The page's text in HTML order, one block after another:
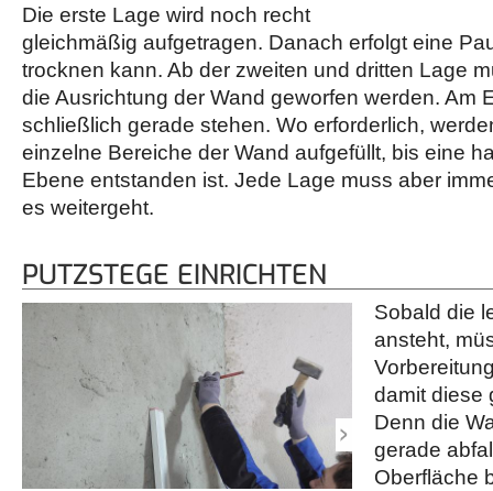
Die erste Lage wird noch recht
gleichmäßig aufgetragen. Danach erfolgt eine
trocknen kann. Ab der zweiten und dritten Lage
die Ausrichtung der Wand geworfen werden. Am
schließlich gerade stehen. Wo erforderlich,
einzelne Bereiche der Wand aufgefüllt, bis eine
Ebene entstanden ist. Jede Lage muss aber
es weitergeht.
PUTZSTEGE EINRICHTEN
Sobald die
ansteht,
damit diese
Denn die
gerade
Oberfläche